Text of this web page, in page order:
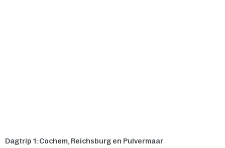
Dagtrip 1: Cochem, Reichsburg en Pulvermaar